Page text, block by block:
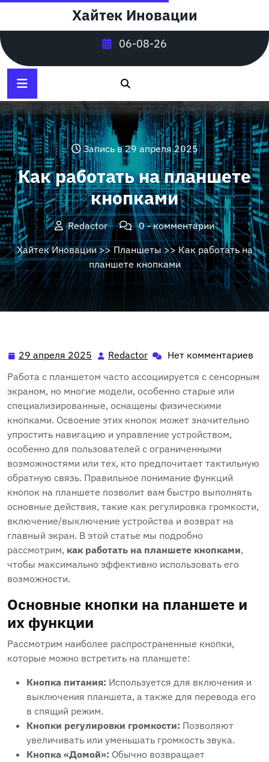
содержимому
Хайтек Иновации
06-08-26
Запись в 29 апреля 2025
Как работать на планшете
кнопками
Redactor
0 - комментарии
Хайтек Иновации>>Планшеты>> Как работать на
планшете кнопками
29 апреля 2025 29 Redactor Redactor
Нет комментариев
Работа с планшетом часто ассоциируется с сенсорным
экраном, но многие модели, особенно старые или
специализированные, оснащены физическими
кнопками. Освоение этих кнопок может значительно
упростить навигацию и управление устройством,
особенно для пользователей с ограниченными
возможностями или тех, кто предпочитает тактильную
обратную связь. Правильное понимание функций
кнопок на планшете позволит вам быстро выполнять
основные действия, такие как регулировка громкости,
включение/выключение устройства и возврат на
главный экран. В этой статье мы подробно
рассмотрим, как работать на планшете кнопками,
чтобы максимально эффективно использовать его
возможности.
Основные кнопки на планшете и
их функции
Рассмотрим наиболее распространенные кнопки,
которые можно встретить на планшете:
Кнопка питания: Используется для включения и
выключения планшета, а также для перевода его
в спящий режим.
Кнопки регулировки громкости: Позволяют
увеличивать или уменьшать громкость звука.
Кнопка «Домой»: Обычно возвращает